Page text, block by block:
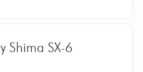
Shima SX-6